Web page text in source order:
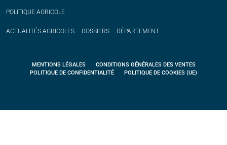
POLITIQUE AGRICOLE
ACTUALITÉS AGRICOLES DOSSIERS DÉPARTEMENT
MENTIONS LÉGALES
CONDITIONS GÉNÉRALES DES VENTES
POLITIQUE DE CONFIDENTIALITÉ
POLITIQUE DE COOKIES (UE)